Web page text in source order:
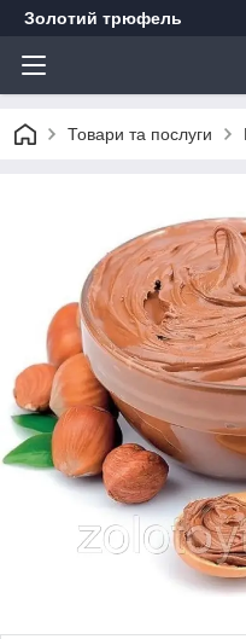
Золотий трюфель
Товари та послуги